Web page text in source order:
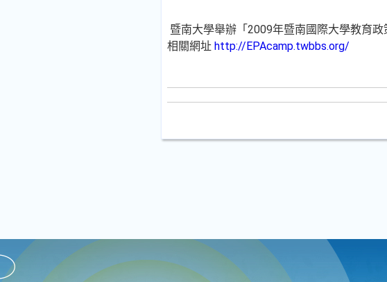
暨南大學舉辦「2009年暨南國際大學教育
相關網址 http://EPAcamp.twbbs.org/